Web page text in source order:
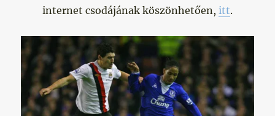
internet csodájának köszönhetően, itt.